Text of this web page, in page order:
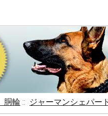
胴輪 :: ジャーマンシェパ